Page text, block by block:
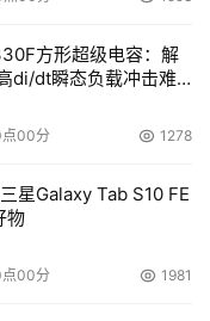
方形超级电容：解
di/dt瞬态负载冲击难
00分 1278
星Galaxy Tab S10 FE
物
00分 1981